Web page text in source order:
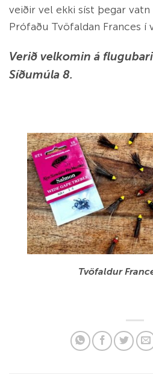
veiðir vel ekki síst þegar
Prófaðu Tvöfaldan Frances í
Verið velkomin á
Síðumúla 8.
Tvöfaldur